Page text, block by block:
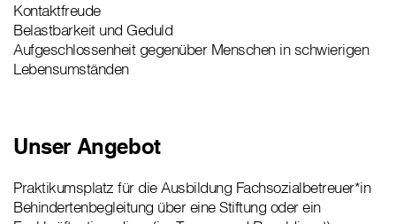
Kontaktfreude
Belastbarkeit und Geduld
Aufgeschlossenheit gegenüber Menschen in schwierigen
Lebensumständen
Unser Angebot
Praktikumsplatz für die Ausbildung Fachsozialbetreuer*in
Behindertenbegleitung über eine Stiftung oder ein